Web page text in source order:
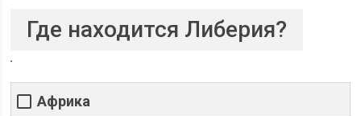
Где находится Либерия?
Африка